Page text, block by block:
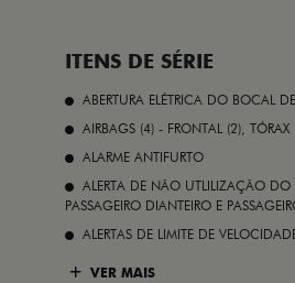
ITENS DE SÉRIE
ABERTURA ELÉTRICA DO BOCAL
AIRBAGS (4) - FRONTAL (2),
ALARME ANTIFURTO
ALERTA DE NÃO UTLILIZAÇÃO
PASSAGEIRO DIANTEIRO E
ALERTAS DE LIMITE DE
VER MAIS